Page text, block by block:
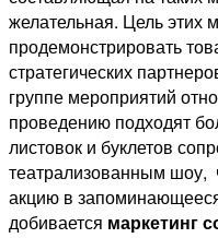
желательная. Цель этих
продемонстрировать
стратегических
группе мероприятий
проведению подходят
листовок и буклетов
театрализованным шоу,
акцию в
добивается маркетинг